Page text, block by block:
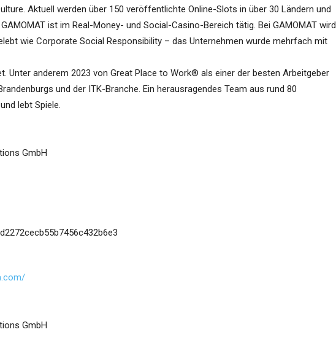
Aktuell werden über 150 veröffentlichte Online-Slots in über 30 Ländern und
ist im Real-Money- und Social-Casino-Bereich tätig. Bei GAMOMAT wird
wie Corporate Social Responsibility – das Unternehmen wurde mehrfach mit
Unter anderem 2023 von Great Place to Work® als einer der besten Arbeitgeber
und der ITK-Branche. Ein herausragendes Team aus rund 80
lebt Spiele.
GmbH
GmbH